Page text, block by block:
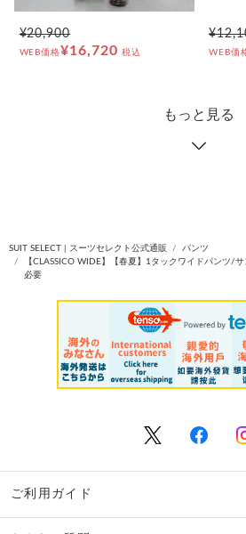
¥20,900
WEB価格¥16,720 税込 WEB価
もっと見る
SUIT SELECT | スーツセレクト公式通販
パンツ
【CLASSICO WIDE】【春夏】1タックワイドパンツ/
必要
ご利用ガイド